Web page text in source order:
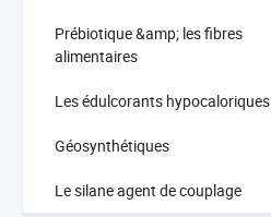
Prébiotique &amp; les fibres
alimentaires
Les édulcorants hypocaloriques
Géosynthétiques
Le silane agent de couplage